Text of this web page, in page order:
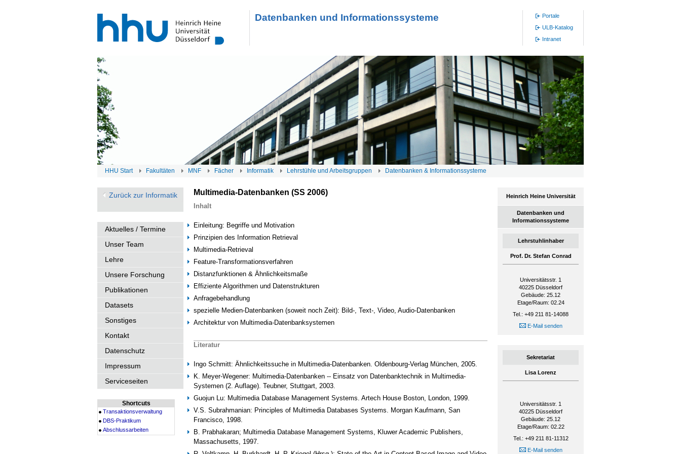
Datenbanken und Informationssysteme
Portale
ULB-Katalog
Intranet
HHU Start Fakultäten MNF Fächer Informatik Lehrstühle und Arbeitsgruppen Datenbanken & Informationssysteme
Zurück zur Informatik
Aktuelles / Termine
Unser Team
Lehre
Unsere Forschung
Publikationen
Datasets
Sonstiges
Kontakt
Datenschutz
Impressum
Serviceseiten
Shortcuts
Transaktionsverwaltung
DBS-Praktikum
Abschlussarbeiten
Multimedia-Datenbanken (SS 2006)
Inhalt
Einleitung: Begriffe und Motivation
Prinzipien des Information Retrieval
Multimedia-Retrieval
Feature-Transformationsverfahren
Distanzfunktionen & Ähnlichkeitsmaße
Effiziente Algorithmen und Datenstrukturen
Anfragebehandlung
spezielle Medien-Datenbanken (soweit noch Zeit): Bild-, Text-, Video, Audio-Datenbanken
Architektur von Multimedia-Datenbanksystemen
Literatur
Ingo Schmitt: Ähnlichkeitssuche in Multimedia-Datenbanken. Oldenbourg-Verlag München, 2005.
K. Meyer-Wegener: Multimedia-Datenbanken -- Einsatz von Datenbanktechnik in Multimedia-
Systemen (2. Auflage). Teubner, Stuttgart, 2003.
Guojun Lu: Multimedia Database Management Systems. Artech House Boston, London, 1999.
V.S. Subrahmanian: Principles of Multimedia Databases Systems. Morgan Kaufmann, San
Francisco, 1998.
B. Prabhakaran; Multimedia Database Management Systems, Kluwer Academic Publishers,
Massachusetts, 1997.
Heinrich Heine Universität
Datenbanken und
Informationssysteme
Lehrstuhlinhaber
Prof. Dr. Stefan Conrad
Universitätsstr. 1
40225 Düsseldorf
Gebäude: 25.12
Etage/Raum: 02.24
Tel.: +49 211 81-14088
E-Mail senden
Sekretariat
Lisa Lorenz
Universitätsstr. 1
40225 Düsseldorf
Gebäude: 25.12
Etage/Raum: 02.22
Tel.: +49 211 81-11312
E-Mail senden